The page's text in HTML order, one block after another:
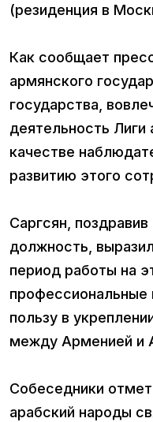
(резиденция в
Как сообщает
армянского
государства,
деятельность Лиги
качестве
развитию этого
Саргсян,
должность,
период работы на
профессиональные
пользу в
между Арменией и
Собеседники
арабский народы